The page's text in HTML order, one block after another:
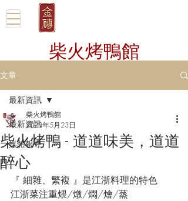
柴火烤鴨館
文章
最新資訊
媒體報導
最新資訊
柴火烤鴨 - 道道味美，道道
醉心
柴火烤鴨館
2023年5月23日
『 細雜、繁複 』是江浙料理的特色
江浙菜注重煨/燉/燜/燴/蒸